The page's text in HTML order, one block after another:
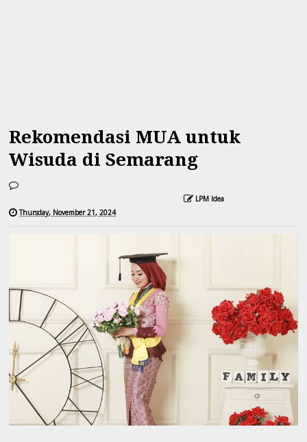
Rekomendasi MUA untuk
Wisuda di Semarang
LPM Idea
Thursday, November 21, 2024